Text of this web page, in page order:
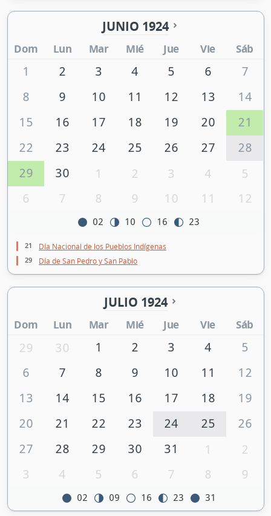
JUNIO 1924
Dom Lun Mar Mié Jue Vie Sáb
1 2 3 4 5 6
7
8
9 10 11 12 13
14
15
16 17 18 19 20
21
22
23 24 25 26 27
28
29
30 1 2 3 4
5
6
7 8 9 10 11 12
02 10 16 23
21 Día Nacional de los Pueblos Indígenas
29 Día de San Pedro y San Pablo
JULIO 1924
Dom Lun Mar Mié Jue Vie Sáb
29 30 1 2 3 4
5
6
7 8 9 10 11
12
13
14 15 16 17 18
19
20
21 22 23 24 25
26
27
28 29 30 31 1
2
3
4 5 6 7 8 9
02 09 16 23 31